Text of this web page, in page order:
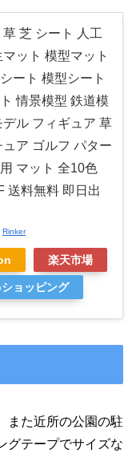
草 芝 シート 人工
ット 模型マット
ート 模型シート
情景模型 鉄道模
ル フィギュア 草
ュア ゴルフ パター
マット 全10色
送料無料 即日出
Rinker
楽天市場
ョッピング
また近所の公園の駐
グテープでサイズな